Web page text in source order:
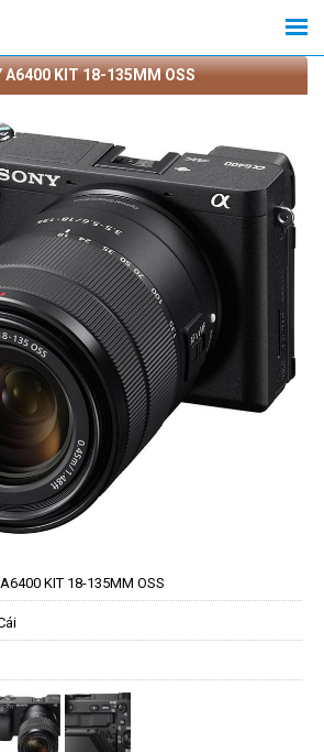
A6400 KIT 18-135MM OSS
KIT 18-135MM OSS